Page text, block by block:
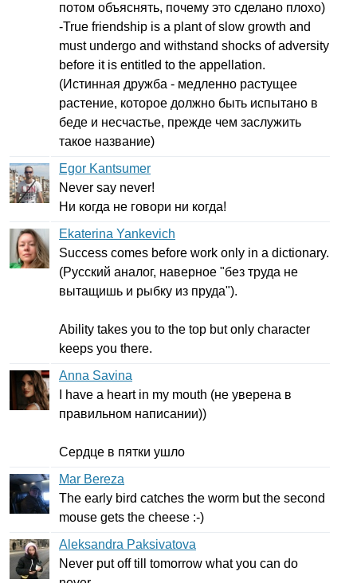
потом объяснять, почему это сделано плохо)
-True friendship is a plant of slow growth and
must undergo and withstand shocks of adversity
before it is entitled to the appellation.
(Истинная дружба - медленно растущее
растение, которое должно быть испытано в
беде и несчастье, прежде чем заслужить
такое название)
Egor Kantsumer
Never say never!
Ни когда не говори ни когда!
Ekaterina Yankevich
Success comes before work only in a dictionary.
(Русский аналог, наверное "без труда не
вытащишь и рыбку из пруда").
Ability takes you to the top but only character
keeps you there.
Anna Savina
have a heart in my mouth (не уверена в
правильном написании))
Сердце в пятки ушло
Mar Bereza
The early bird catches the worm but the second
mouse gets the cheese :-)
Aleksandra Paksivatova
Never put off till tomorrow what you can do